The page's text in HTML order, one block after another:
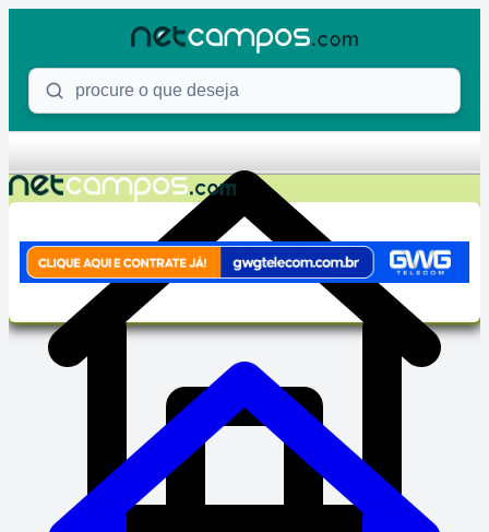
Procure o que deseja